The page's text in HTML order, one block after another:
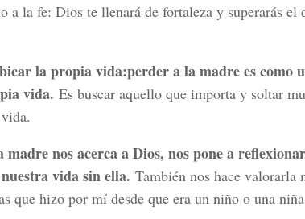
a la fe: Dios te llenará de fortaleza y superarás el
la propia vida:perder a la madre es como
vida. Es buscar aquello que importa y soltar
nos acerca a Dios, nos pone a
vida sin ella. También nos hace valorarla
que hizo por mí desde que era un niño o una